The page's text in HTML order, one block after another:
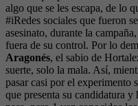
algo que se les escapa, de lo
#iRedes sociales que fueron
asesinato, durante la
fuera de su control. Por lo
Aragonés, el sabio de
suerte, solo la mala. Así,
pasar casi por el experimento
que presenta su candidatura